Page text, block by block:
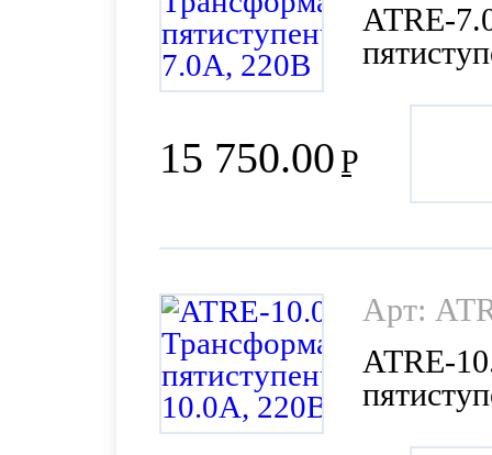
15 750.00Р
ATRE-
Арт:
ATRE-